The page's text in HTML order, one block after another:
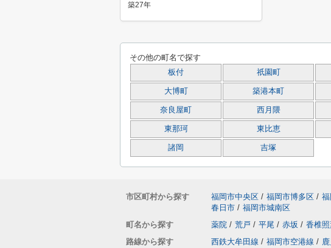
築27年
その他の町名で探す
板付 祇園町
大博町 築港本町
奈良屋町 西月隈
東那珂 東比恵
諸岡 吉塚
市区町村から探す 福岡市中央区 / 福岡市博多区 /
春日市 / 福岡市城南区
町名から探す
薬院 / 荒戸 / 平尾 / 赤坂 / 香椎
路線から探す
西鉄大牟田線 / 福岡市空港線 /